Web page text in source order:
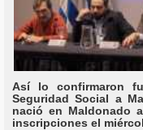
Así lo confirmaron
Seguridad Social a
nació en Maldonado
inscripciones el